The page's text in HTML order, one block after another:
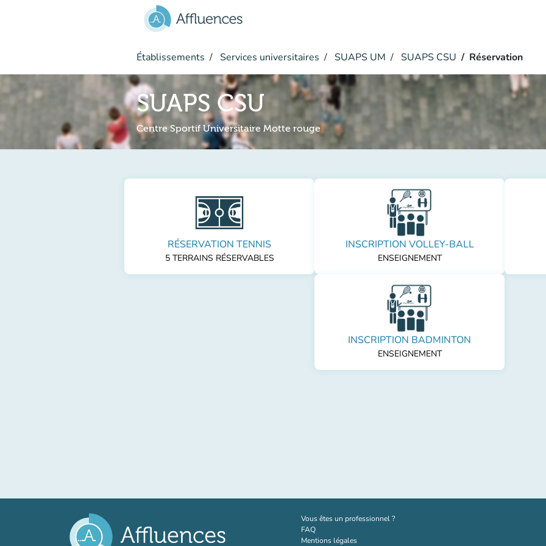
Établissements Services universitaires SUAPS UM SUAPS CSU Réservation
SUAPS CSU
Centre Sportif Universitaire Motte rouge
RÉSERVATION TENNIS
5 TERRAINS RÉSERVABLES
INSCRIPTION VOLLEY-BALL
ENSEIGNEMENT
INSCRIPTION BADMINTON
ENSEIGNEMENT
Vous êtes un professionnel ?(nouvel onglet)
FAQ
Mentions légales